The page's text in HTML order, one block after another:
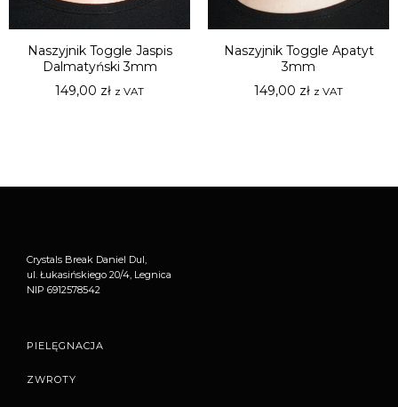
Naszyjnik Toggle Jaspis
Dalmatyński 3mm
149,00 zł z VAT
Naszyjnik Toggle Apatyt
3mm
149,00 zł z VAT
Crystals Break Daniel Dul,
ul. Łukasińskiego 20/4, Legnica
NIP 6912578542
PIELĘGNACJA
ZWROTY